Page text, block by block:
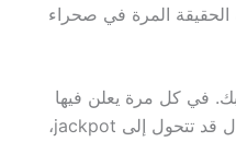
2026 السعودية: صرخة الحقيقة المرة في صحراء
حسابك. في كل مرة يعلن فيها
موقع ما عن “دورات مجانية” يعتقد اللاعب المبتدئ أن 500 ربع ريال قد تتحول إلى jackpot،